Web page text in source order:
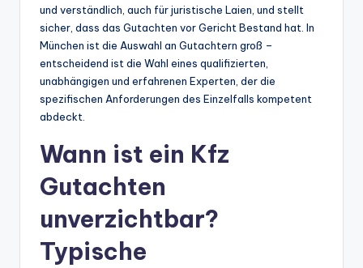
und verständlich, auch für juristische Laien, und stellt
sicher, dass das Gutachten vor Gericht Bestand hat. In
München ist die Auswahl an Gutachtern groß –
entscheidend ist die Wahl eines qualifizierten,
unabhängigen und erfahrenen Experten, der die
spezifischen Anforderungen des Einzelfalls kompetent
abdeckt.
Wann ist ein Kfz
Gutachten
unverzichtbar?
Typische